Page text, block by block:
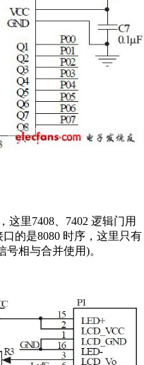
里7408、7402 逻辑门用
的是8080 时序，这里只有
相与合并使用)。